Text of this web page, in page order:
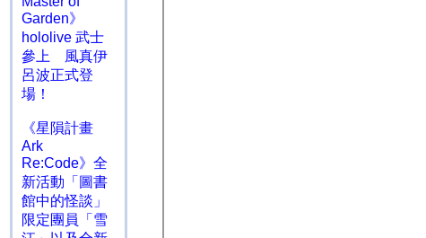
Garden》
hololive 武士
參上 風真伊
呂波正式登
場！
《星隕計畫
Ark
Re:Code》全
新活動「圖書
館中的怪談」
限定團員「雪